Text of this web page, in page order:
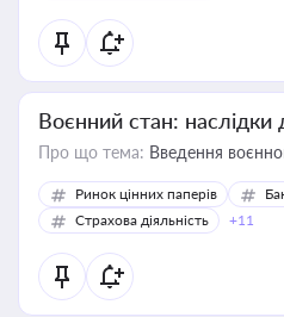
Воєнний стан: наслідки
Про що тема: Введення
Ринок цінних паперів
Страхова діяльність
+11